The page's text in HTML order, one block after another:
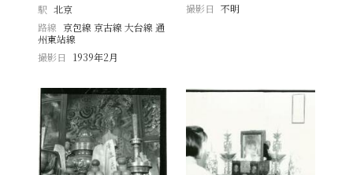
駅 北京
路線 京包線 京古線 大台線 通
州東站線
撮影日
1939年2月
撮影日 不明